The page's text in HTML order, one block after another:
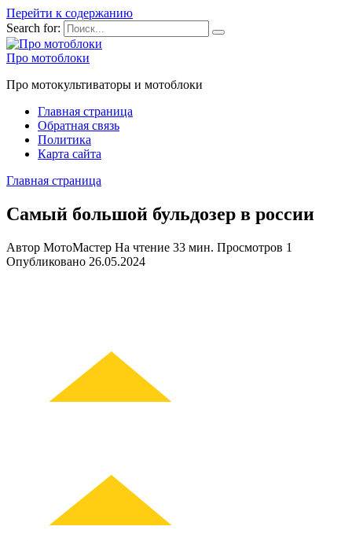
Перейти к содержанию
Search for:
Про мотоблоки
Про мотокультиваторы и мотоблоки
Главная страница
Обратная связь
Политика
Карта сайта
Главная страница
Самый большой бульдозер в россии
Автор МотоМастер На чтение 33 мин. Просмотров 1
Опубликовано 26.05.2024